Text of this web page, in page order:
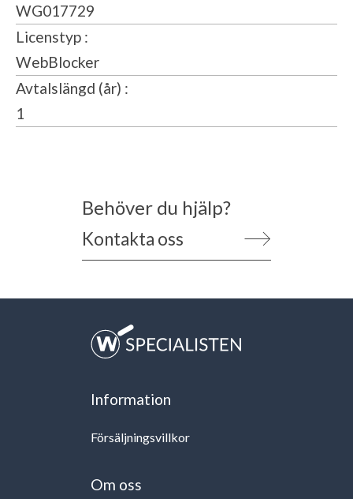
WG017729
Licenstyp
WebBlocker
Avtalslängd (år)
1
Behöver du hjälp?
Kontakta oss
Information
Försäljningsvillkor
Om oss